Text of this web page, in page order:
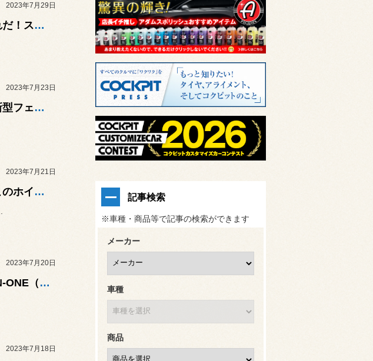
2023年7月29日
インプレッサに一押しの車高調はこれだ！スバル インプレッサWRX STI（GDB）に「CUSCO STREET ZERO A」の取り付け！
2023年7月23日
これぞまさしく唯一無二の存在感！新型フェアレディＺ（RZ34）に「RAYS VOLK RACING G025」の取り付け！
2023年7月21日
性能と美しさを追求したらやっぱりこのホイールになりました！ホンダ N-BOXカスタム（JF1）に「BBS RP DB」&「POTENZA Adrenalin RE004」の取り付け！
2023年7月20日
軽カーにも最上級の輝きを！ホンダ N-ONE（JG3）に「RAYS TE37 KCR PROGRESSIVE MODEL」&「 POTENZA RE050」の取り付け！
2023年7月18日
記事検索
※車種・商品等で記事の検索ができます
メーカー
車種
商品